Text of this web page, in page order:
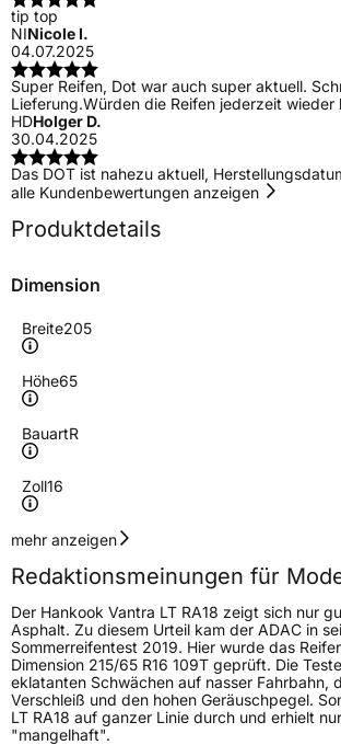
tip top
NINicole I.
04.07.2025
Super Reifen, Dot war auch super aktuell.
Lieferung.Würden die Reifen jederzeit wieder
HDHolger D.
30.04.2025
Das DOT ist nahezu aktuell,
alle Kundenbewertungen anzeigen
Produktdetails
Dimension
Breite205
Höhe65
BauartR
Zoll16
Geschwindigkeitsindex
Höchstgeschwindigkeit
190 km/h
Lastindex107
Höchstlast975 kg
Generelle Merkmale
mehr anzeigen
Redaktionsmeinungen für
Der Hankook Vantra LT RA18 zeigt sich nur
Asphalt. Zu diesem Urteil kam der ADAC in
Sommerreifentest 2019. Hier wurde das
Dimension 215/65 R16 109T geprüft. Die
eklatanten Schwächen auf nasser Fahrbahn,
Verschleiß und den hohen Geräuschpegel.
LT RA18 auf ganzer Linie durch und erhielt
"mangelhaft".